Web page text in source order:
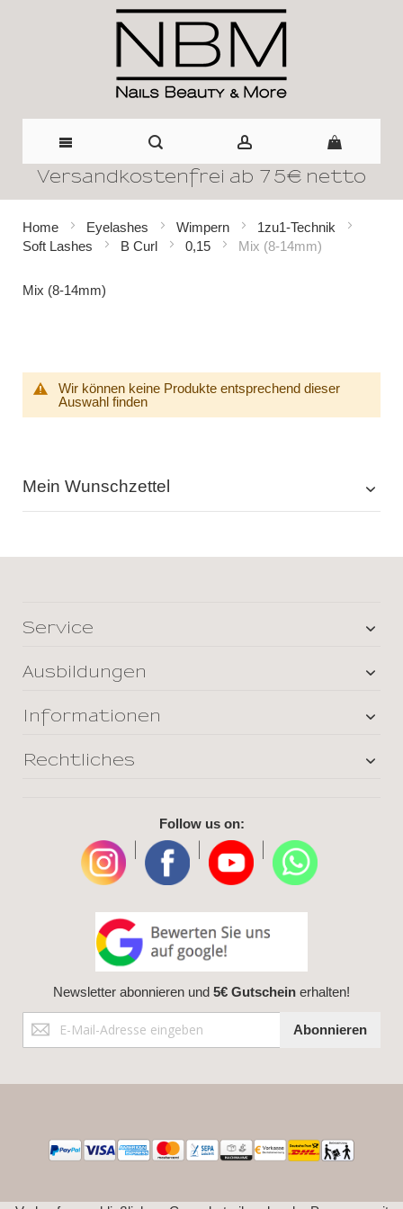
Direkt
Inhalt
Versandkostenfrei ab 75€ netto
Home Eyelashes Wimpern
1zu1-Technik
Soft Lashes
B Curl 0,15 Mix (8-14mm)
Mix (8-14mm)
Wir können keine Produkte entsprechend dieser
Auswahl finden
Mein Wunschzettel
Service
Ausbildungen
Informationen
Rechtliches
Follow us on:
Newsletter abonnieren und 5€ Gutschein erhalten!
Anmeldung
zum
Abonnieren